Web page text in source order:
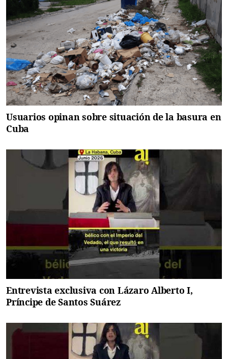
Usuarios opinan sobre situación de la basura en
Cuba
Entrevista exclusiva con Lázaro Alberto I,
Príncipe de Santos Suárez